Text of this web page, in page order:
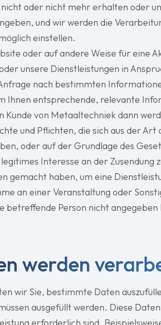
oder nicht mehr erhalten oder
und wir werden die
einstellen.
oder auf andere Weise für eine
unsere Dienstleistungen in
nach bestimmten
Ihnen entsprechende, relevante
Kunde von Metaaltechniek dann
und Pflichten, die sich aus der Art
oder auf der Grundlage des
Interesse an der Zusendung
gemacht haben, um eine
an einer Veranstaltung oder
betreffende Person nicht angegeben
werden
wir Sie, bestimmte Daten
ausgefüllt werden. Diese
erforderlich sind.